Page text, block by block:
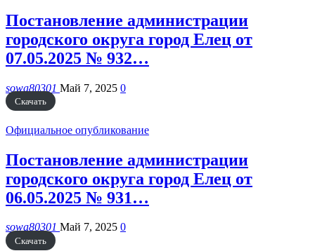
Постановление администрации
городского округа город Елец от
07.05.2025 № 932…
sowa80301 Май 7, 2025 0
Скачать
Официальное опубликование
Постановление администрации
городского округа город Елец от
06.05.2025 № 931…
sowa80301 Май 7, 2025 0
Скачать